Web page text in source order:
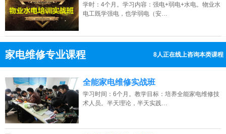
学时：4个月。学习内容：强电+弱电+水电。物业水
电工既学强电，也学弱电（安…
家电维修专业课程 8人正在线上咨询本类课程
点击免费咨询电话：13807313137
全能家电维修实战班
学习时间：6个月。教学目标：培养全能家电维修技
术人员。半天理论，半天实践…